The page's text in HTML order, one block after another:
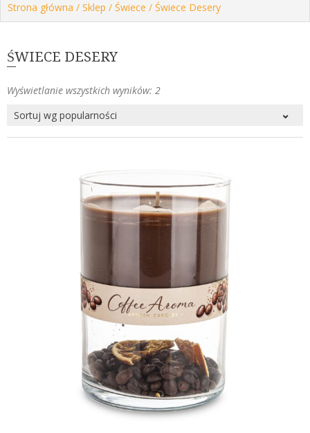
Strona główna / Sklep / Świece / Świece Desery
ŚWIECE DESERY
Wyświetlanie wszystkich wyników: 2Posortowane